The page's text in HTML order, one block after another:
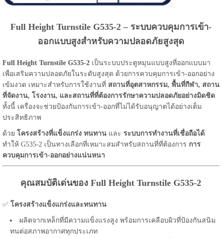
Full Height Turnstile G535-2 – ระบบควบคุมการเข้า-
ออกแบบสูงสำหรับความปลอดภัยสูงสุด
Full Height Turnstile G535-2เป็นระบบประตูหมุนแบบสูงที่ออกแบบมา
เพื่อเสริมความปลอดภัยในระดับสูงสุด ด้วยการควบคุมการเข้า-ออกอย่าง
เข้มงวด เหมาะสำหรับการใช้งานที่ สถานที่อุตสาหกรรม, พื้นที่กีฬา, สถาน
ที่จัดงาน, โรงงาน, และสถานที่ที่ต้องการรักษาความปลอดภัยอย่างมิดชิด
ทั้งนี้ เครื่องจะช่วยป้องกันการเข้า-ออกที่ไม่ได้รับอนุญาตได้อย่างเต็ม
ประสิทธิภาพ
ด้วย โครงสร้างที่แข็งแกร่ง ทนทานและ ระบบการทำงานที่เชื่อถือได้
ทำให้ G535-2 เป็นทางเลือกที่เหมาะสมสำหรับสถานที่ที่ต้องการ การ
ควบคุมการเข้า-ออกอย่างแน่นหนา
คุณสมบัติเด่นของ Full Height Turnstile G535-2
✅ โครงสร้างแข็งแกร่งและทนทาน
ผลิตจากเหล็กที่มีความแข็งแรงสูง พร้อมการเคลือบผิวที่ป้องกันสนิม
ทนต่อสภาพอากาศทุกประเภท